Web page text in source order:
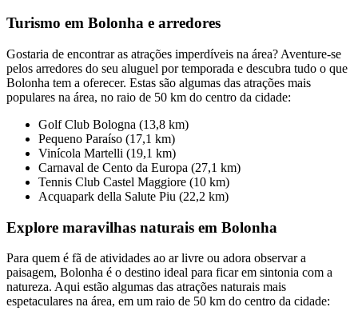
Turismo em Bolonha e arredores
Gostaria de encontrar as atrações imperdíveis na área? Aventure-se
pelos arredores do seu aluguel por temporada e descubra tudo o que
Bolonha tem a oferecer. Estas são algumas das atrações mais
populares na área, no raio de 50 km do centro da cidade:
Golf Club Bologna (13,8 km)
Pequeno Paraíso (17,1 km)
Vinícola Martelli (19,1 km)
Carnaval de Cento da Europa (27,1 km)
Tennis Club Castel Maggiore (10 km)
Acquapark della Salute Piu (22,2 km)
Explore maravilhas naturais em Bolonha
Para quem é fã de atividades ao ar livre ou adora observar a
paisagem, Bolonha é o destino ideal para ficar em sintonia com a
natureza. Aqui estão algumas das atrações naturais mais
espetaculares na área, em um raio de 50 km do centro da cidade: